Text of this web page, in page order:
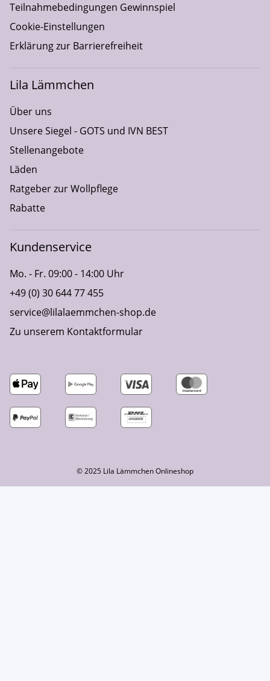
Teilnahmebedingungen Gewinnspiel
Cookie-Einstellungen
Erklärung zur Barrierefreiheit
Lila Lämmchen
Über uns
Unsere Siegel - GOTS und IVN BEST
Stellenangebote
Läden
Ratgeber zur Wollpflege
Rabatte
Kundenservice
Mo. - Fr. 09:00 - 14:00 Uhr
+49 (0) 30 644 77 455
service@lilalaemmchen-shop.de
Zu unserem Kontaktformular
© 2025 Lila Lämmchen Onlineshop